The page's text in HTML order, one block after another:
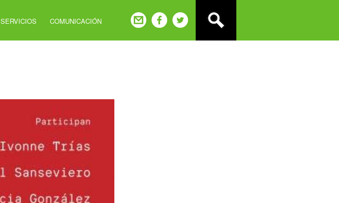
SERVICIOS COMUNICACIÓN